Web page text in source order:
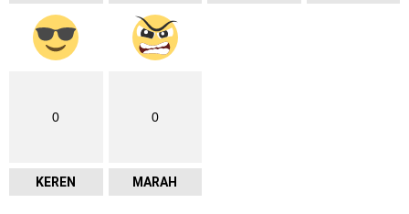
0
KEREN
0
MARAH